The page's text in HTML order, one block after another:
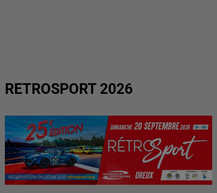
RETROSPORT 2026